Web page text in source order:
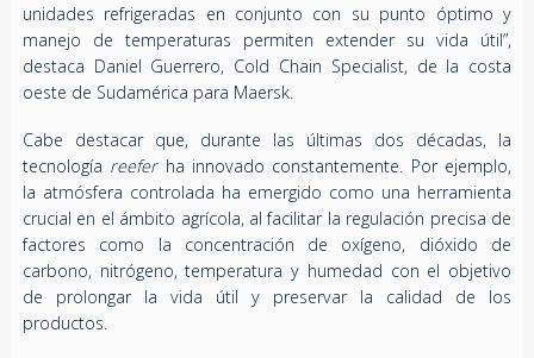
unidades refrigeradas en conjunto con su punto óptimo y
manejo de temperaturas permiten extender su vida útil”,
destaca Daniel Guerrero, Cold Chain Specialist, de la costa
oeste de Sudamérica para Maersk.
Cabe destacar que, durante las últimas dos décadas, la
tecnología reeferha innovado constantemente. Por ejemplo,
la atmósfera controlada ha emergido como una herramienta
crucial en el ámbito agrícola, al facilitar la regulación precisa de
factores como la concentración de oxígeno, dióxido de
carbono, nitrógeno, temperatura y humedad con el objetivo
de prolongar la vida útil y preservar la calidad de los
productos.